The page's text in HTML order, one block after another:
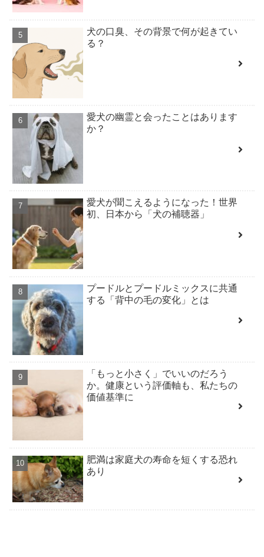
犬の口臭、その背景で何が起きてい
る？
愛犬の幽霊と会ったことはあります
か？
愛犬が聞こえるようになった！世界
初、日本から「犬の補聴器」
プードルとプードルミックスに共通
する「背中の毛の変化」とは
「もっと小さく」でいいのだろう
か。健康という評価軸も、私たちの
価値基準に
肥満は家庭犬の寿命を短くする恐れ
あり